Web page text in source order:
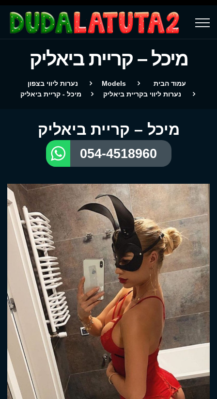
מיכל – קריית ביאליק
עמוד הבית Models
נערות ליווי בצפון
נערות ליווי בקריית ביאליק
מיכל - קריית ביאליק
מיכל – קריית ביאליק
054-4518960